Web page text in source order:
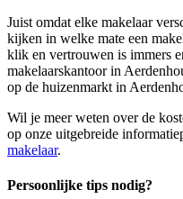
Juist omdat elke makelaar
kijken in welke mate een
klik en vertrouwen is immers
makelaarskantoor in
op de huizenmarkt in
Wil je meer weten over de
op onze uitgebreide
makelaar.
Persoonlijke tips nodig?